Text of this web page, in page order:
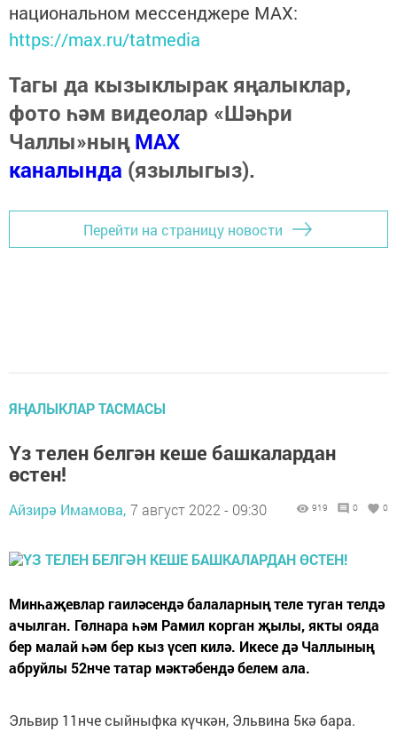
национальном мессенджере MАХ:
https://max.ru/tatmedia
Тагы да кызыклырак яңалыклар,
фото һәм видеолар «Шәһри
Чаллы»ныңMAX
каналында (язылыгыз).
Перейти на страницу новости
ЯҢАЛЫКЛАР ТАСМАСЫ
Үз телен белгән кеше башкалардан
өстен!
Айзирә Имамова, 7 август 2022 - 09:30 919 0 0
Минһаҗевлар гаиләсендә балаларның теле туган телдә
ачылган. Гөлнара һәм Рамил корган җылы, якты ояда
бер малай һәм бер кыз үсеп килә. Икесе дә Чаллының
абруйлы 52нче татар мәктәбендә белем ала.
Эльвир 11нче сыйныфка күчкән, Эльвина 5кә бара.